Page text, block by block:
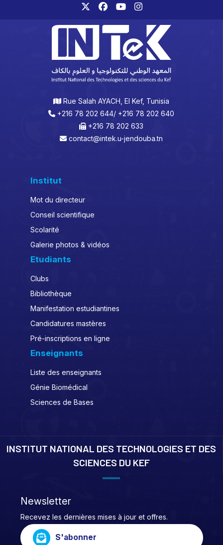
Rue Salah AYACH, El Kef, Tunisia
+216 78 202 644/ +216 78 202 640
+216 78 202 633
contact@intek.u-jendouba.tn
Institut
Mot du directeur
Conseil scientifique
Scolarité
Galerie photos & vidéos
Etudiants
Clubs
Bibliothèque
Manifestation estudiantines
Candidatures mastères
Pré-inscriptions en ligne
Enseignants
Liste des enseignants
Génie Biomédical
Sciences de Bases
INSTITUT NATIONAL DES TECHNOLOGIES ET DES
SCIENCES DU KEF
Newsletter
Recevez les dernières mises à jour et offres.
S'abonner